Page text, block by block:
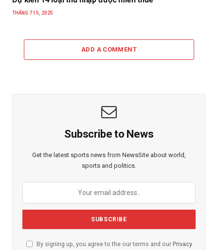
THÁNG 7 15, 2025
ADD A COMMENT
Subscribe to News
Get the latest sports news from NewsSite about world,
sports and politics.
By signing up, you agree to the our terms and our Privacy